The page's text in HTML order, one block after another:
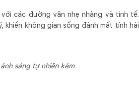
các đường vân nhẹ nhàng và tinh tế.
không gian sống đánh mất tính hài
sáng tự nhiên kém